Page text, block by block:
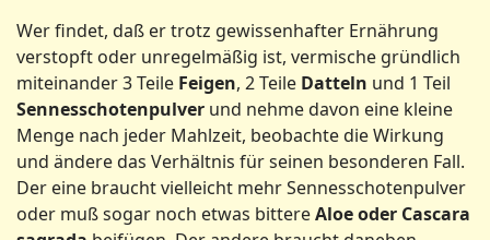
Wer findet, daß er trotz gewissenhafter Ernährung
verstopft oder unregelmäßig ist, vermische gründlich
miteinander 3 Teile Feigen, 2 Teile Datteln und 1 Teil
Sennesschotenpulver und nehme davon eine kleine
Menge nach jeder Mahlzeit, beobachte die Wirkung
und ändere das Verhältnis für seinen besonderen Fall.
Der eine braucht vielleicht mehr Sennesschotenpulver
oder muß sogar noch etwas bittereAloe oder Cascara